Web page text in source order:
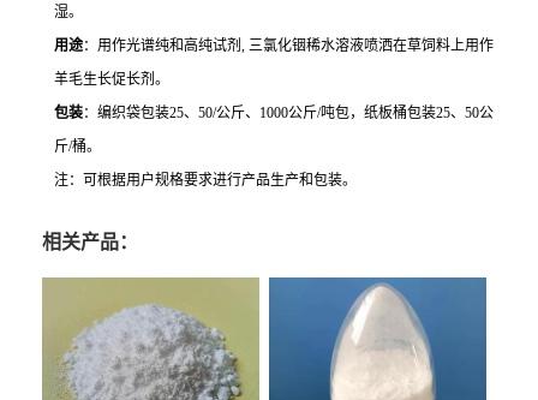
湿。
用途：用作光谱纯和高纯试剂 , 三氯化铟稀水溶液喷洒在草饲料上用作
羊毛生长促长剂。
包装：编织袋包装25、 50/公斤、 1000公斤/吨包，纸板桶包装25、 50公
斤/桶。
注：可根据用户规格要求进行产品生产和包装。
相关产品：